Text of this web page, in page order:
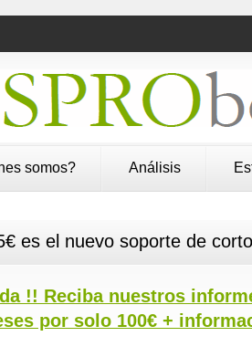
somos? Análisis
es el nuevo soporte de
!! Reciba nuestros
por solo 100€ +